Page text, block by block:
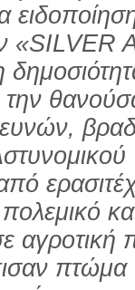
την
αγροτική
πτώμα